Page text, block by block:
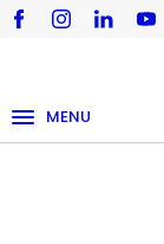
MENU